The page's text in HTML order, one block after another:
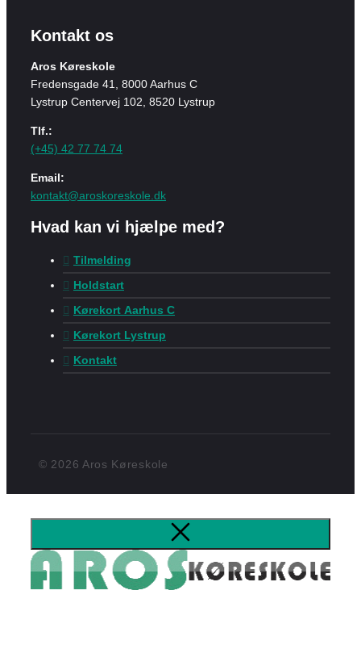
Kontakt os
Aros Køreskole
Fredensgade 41, 8000 Aarhus C
Lystrup Centervej 102, 8520 Lystrup
Tlf.:
(+45) 42 77 74 74
Email:
kontakt@aroskoreskole.dk
Hvad kan vi hjælpe med?
Tilmelding
Holdstart
Kørekort Aarhus C
Kørekort Lystrup
Kontakt
© 2026 Aros Køreskole